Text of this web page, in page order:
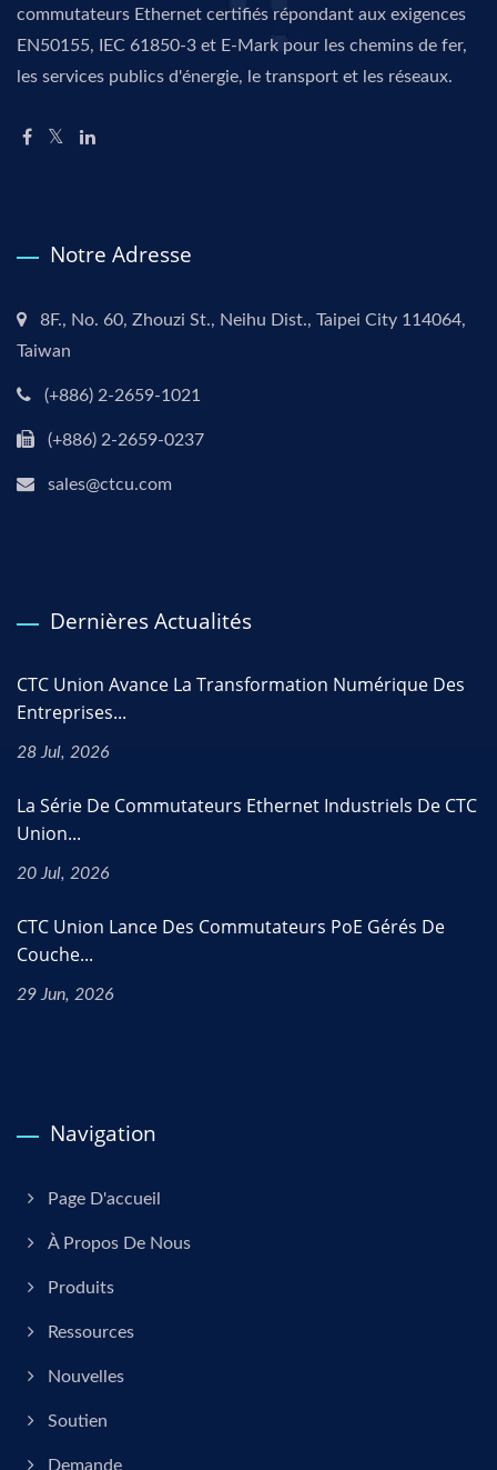
commutateurs Ethernet certifiés répondant aux exigences
EN50155, IEC 61850-3 et E-Mark pour les chemins de fer,
les services publics d'énergie, le transport et les réseaux.
Notre Adresse
8F., No. 60, Zhouzi St., Neihu Dist., Taipei City 114064,
Taiwan
(+886) 2-2659-1021
(+886) 2-2659-0237
sales@ctcu.com
Dernières Actualités
CTC Union Avance La Transformation Numérique Des
Entreprises...
28 Jul, 2026
La Série De Commutateurs Ethernet Industriels De CTC
Union...
20 Jul, 2026
CTC Union Lance Des Commutateurs PoE Gérés De
Couche...
29 Jun, 2026
Navigation
Page D'accueil
À Propos De Nous
Produits
Ressources
Nouvelles
Soutien
Demande